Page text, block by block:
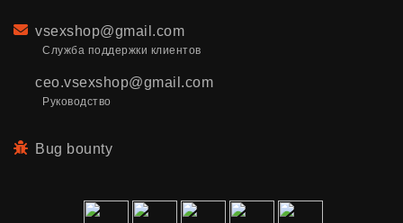
Email
vsexshop@gmail.com
Служба поддержки клиентов
ceo.vsexshop@gmail.com
Руководство
Bug bounty